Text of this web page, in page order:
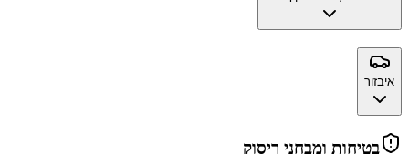
איבזור
בטיחות ומבחני ריסוק